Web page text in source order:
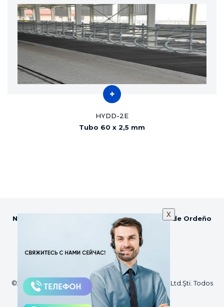
HYDD-2E
Tubo 60 x 2,5 mm
Nosotros, SEZER Agricultura y Tecnologías de Ordeño
estamos siempre a su servicio.
©2018 Sezer Tarım ve Sağım Teknolojileri San Tic.Ltd.Şti. Todos
los derechos reservados.
X